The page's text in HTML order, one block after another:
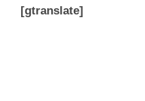
[gtranslate]